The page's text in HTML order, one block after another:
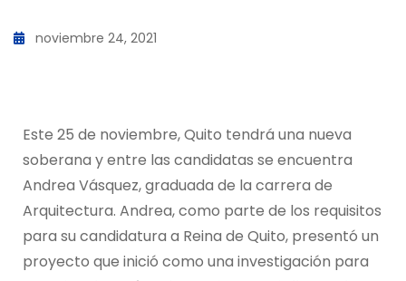
noviembre 24, 2021
Este 25 de noviembre, Quito tendrá una nueva
soberana y entre las candidatas se encuentra
Andrea Vásquez, graduada de la carrera de
Arquitectura. Andrea, como parte de los requisitos
para su candidatura a Reina de Quito, presentó un
proyecto que inició como una investigación para